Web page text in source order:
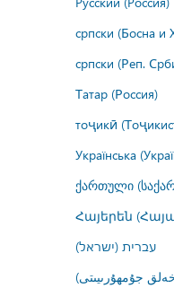
српски (Босна и
српски (Реп.
Татар (Россия)
тоҷикӣ
Українська
ქართული
Հայերեն
עברית (ישראל)
جۇمھۇرىيىتى)